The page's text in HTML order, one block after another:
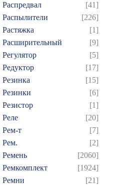
Распредвал
[41]
Распылители
[226]
Растяжка
[1]
Расширительный
[9]
Регулятор
[5]
Редуктор
[17]
Резинка
[15]
Резинки
[6]
Резистор
[1]
Реле
[20]
Рем-т
[7]
Рем.
[2]
Ремень
[2060]
Ремкомплект
[1924]
Ремни
[21]